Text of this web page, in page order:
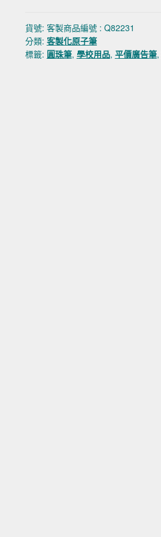
貨號: 客製商品編號 : Q82231
分類: 客製化原子筆
標籤: 圓珠筆, 學校用品, 平價廣告筆,